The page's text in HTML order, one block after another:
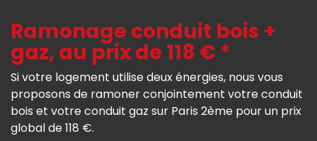
Ramonage conduit bois +
gaz, au prix de 118 € *
Si votre logement utilise deux énergies, nous vous
proposons de ramoner conjointement votre conduit
bois et votre conduit gaz sur Paris 2ème pour un prix
global de 118 €.